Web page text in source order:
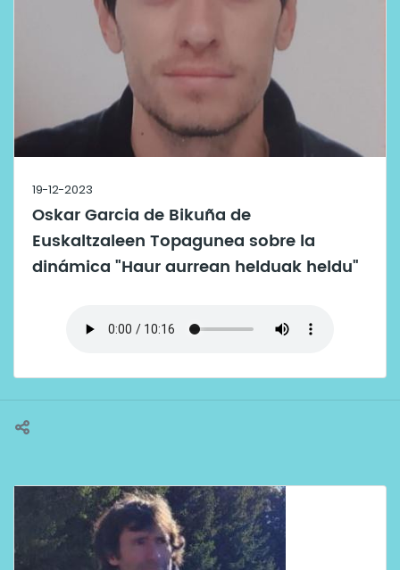
19-12-2023
Oskar Garcia de Bikuña de
Euskaltzaleen Topagunea sobre la
dinámica "Haur aurrean helduak heldu"